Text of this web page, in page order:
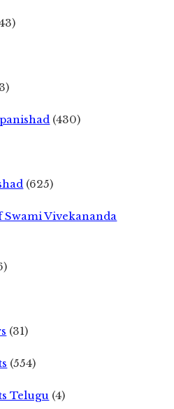
(430)
(625)
Swami Vivekananda
(31)
(554)
Telugu (4)